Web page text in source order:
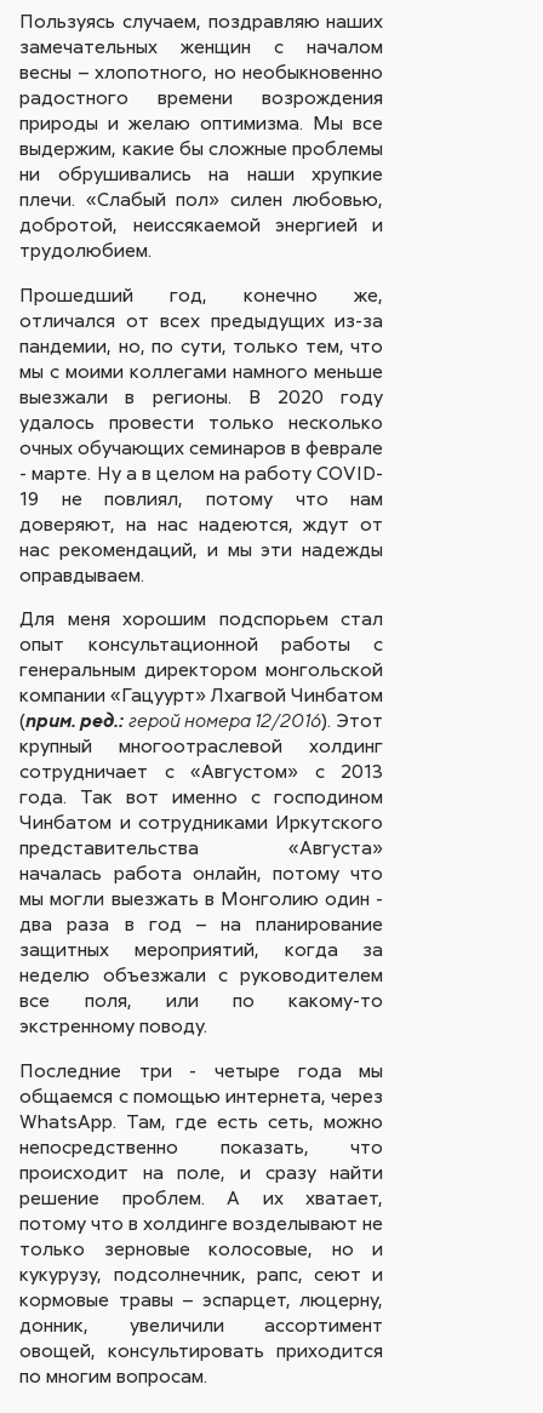
Пользуясь случаем, поздравляю наших
замечательных женщин с началом
весны – хлопотного, но необыкновенно
радостного времени возрождения
природы и желаю оптимизма. Мы все
выдержим, какие бы сложные проблемы
ни обрушивались на наши хрупкие
плечи. «Слабый пол» силен любовью,
добротой, неиссякаемой энергией и
трудолюбием.
Прошедший год, конечно же,
отличался от всех предыдущих из-за
пандемии, но, по сути, только тем, что
мы с моими коллегами намного меньше
выезжали в регионы. В 2020 году
удалось провести только несколько
очных обучающих семинаров в феврале
- марте. Ну а в целом на работу COVID-
19 не повлиял, потому что нам
доверяют, на нас надеются, ждут от
нас рекомендаций, и мы эти надежды
оправдываем.
Для меня хорошим подспорьем стал
опыт консультационной работы с
генеральным директором монгольской
компании «Гацуурт» Лхагвой Чинбатом
(прим. ред.: герой номера 12/2016). Этот
крупный многоотраслевой холдинг
сотрудничает с «Августом» с 2013
года. Так вот именно с господином
Чинбатом и сотрудниками Иркутского
представительства «Августа»
началась работа онлайн, потому что
мы могли выезжать в Монголию один -
два раза в год – на планирование
защитных мероприятий, когда за
неделю объезжали с руководителем
все поля, или по какому-то
экстренному поводу.
Последние три - четыре года мы
общаемся с помощью интернета, через
WhatsApp. Там, где есть сеть, можно
непосредственно показать, что
происходит на поле, и сразу найти
решение проблем. А их хватает,
потому что в холдинге возделывают не
только зерновые колосовые, но и
кукурузу, подсолнечник, рапс, сеют и
кормовые травы – эспарцет, люцерну,
донник, увеличили ассортимент
овощей, консультировать приходится
по многим вопросам.